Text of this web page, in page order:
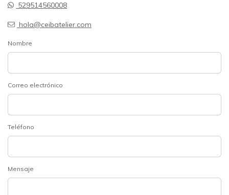
529514560008
hola@ceibatelier.com
Nombre
Correo electrónico
Teléfono
Mensaje